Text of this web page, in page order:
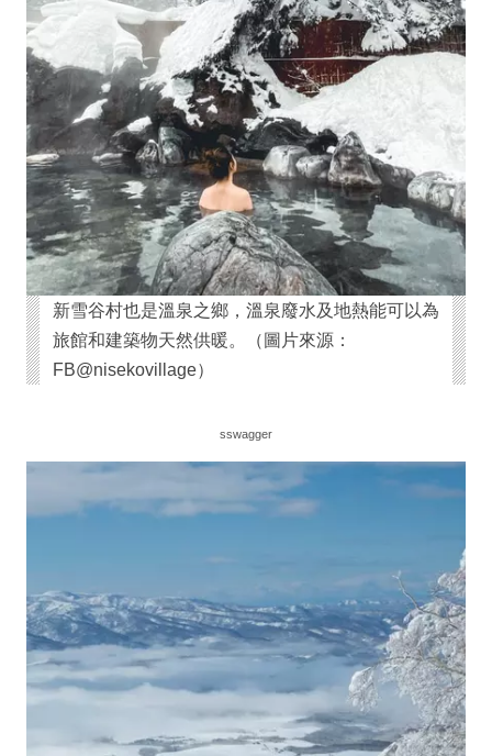
新雪谷村也是溫泉之鄉，溫泉廢水及地熱能可以為
旅館和建築物天然供暖。（圖片來源：
FB@nisekovillage）
sswagger